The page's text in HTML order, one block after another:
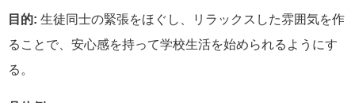
目的: 生徒同士の緊張をほぐし、リラックスした雰囲気を作
ることで、安心感を持って学校生活を始められるようにす
る。